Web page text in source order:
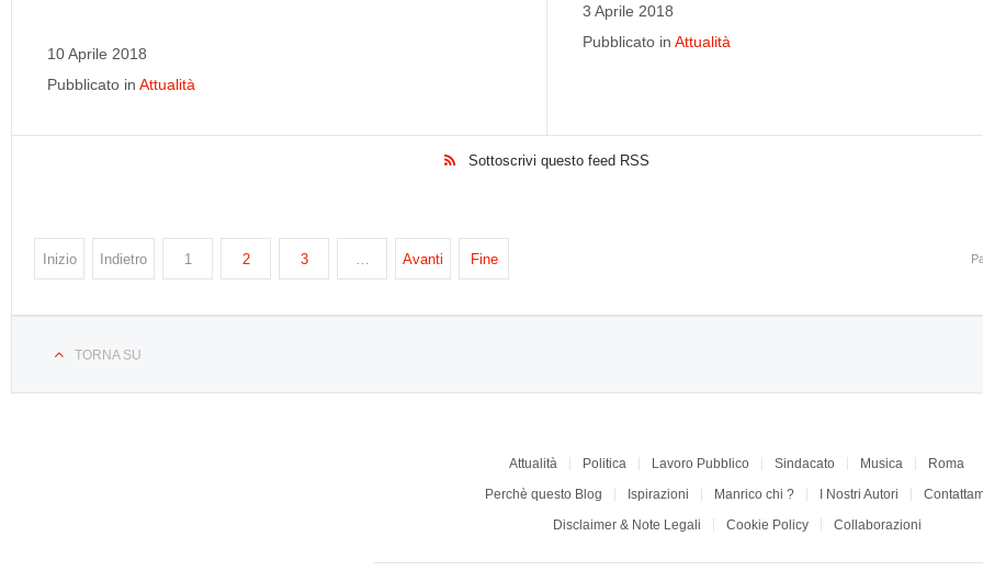
10 Aprile 2018
Pubblicato in Attualità
3 Aprile 2018
Pubblicato in Attualità
Sottoscrivi questo feed RSS
Inizio Indietro 1 2 3 … Avanti Fine
TORNA SU
Attualità Politica Lavoro Pubblico Sindacato Musica
Roma
Perchè questo Blog
Ispirazioni Manrico chi ? I Nostri Autori
Disclaimer & Note Legali
Cookie Policy Collaborazioni